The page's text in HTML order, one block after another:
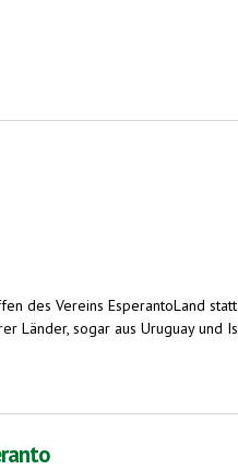
des Vereins EsperantoLand
Länder, sogar aus Uruguay und